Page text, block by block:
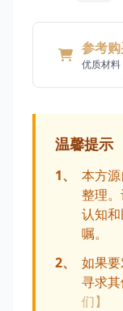
参考购
优质材
温馨提示
1、
本方
整理
认知
嘱。
2、
如果
寻求
们】